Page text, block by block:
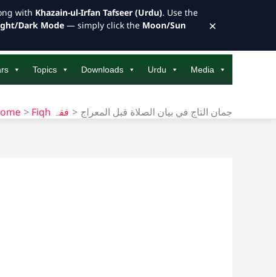
Topics Downloads Urdu Media
Fiqh فقہ جمان التاج في بيان الصلاة قبل المعراج
with Khazain-ul-Irfan Tafseer (Urdu). Use the
Dark Mode — simply click the Moon/Sun
×